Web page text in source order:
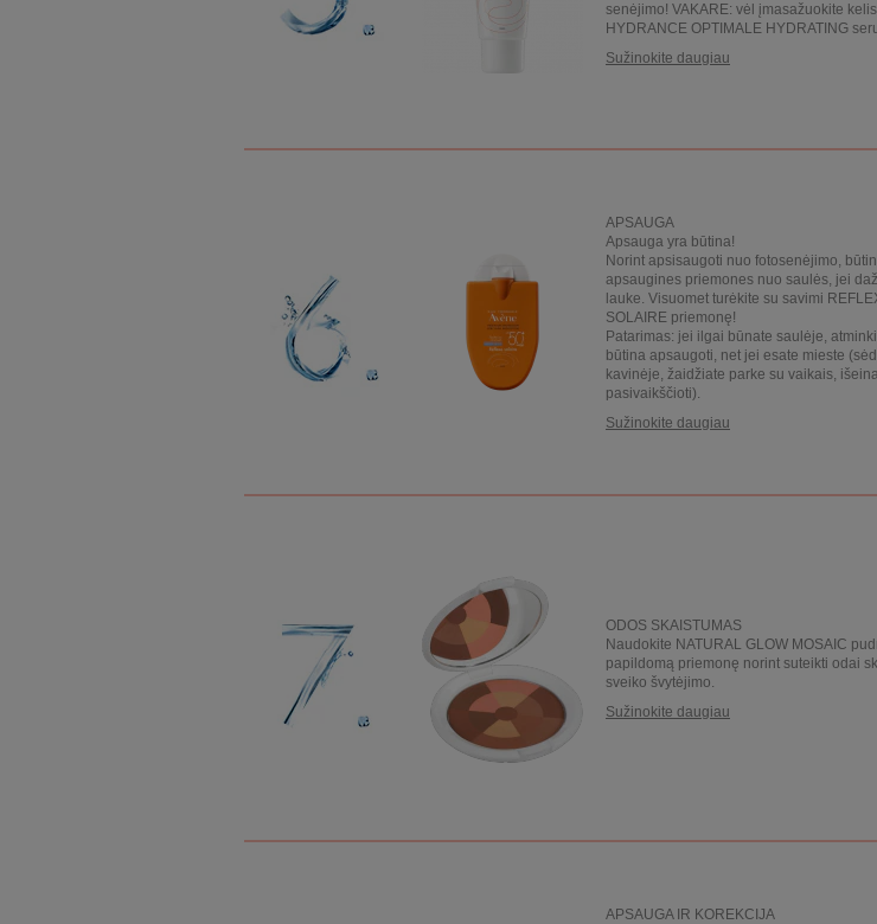
senėjimo! VAKARE: vėl įmasažuokite
HYDRANCE OPTIMALE HYDRATING
Sužinokite daugiau
APSAUGA
Apsauga yra būtina!
Norint apsisaugoti nuo fotosenėjimo,
apsaugines priemones nuo saulės, jei
lauke. Visuomet turėkite su savimi
SOLAIRE priemonę!
Patarimas: jei ilgai būnate saulėje,
būtina apsaugoti, net jei esate mieste
kavinėje, žaidžiate parke su vaikais,
pasivaikščioti).
Sužinokite daugiau
ODOS SKAISTUMAS
Naudokite NATURAL GLOW MOSAIC
papildomą priemonę norint suteikti odai
sveiko švytėjimo.
Sužinokite daugiau
APSAUGA IR KOREKCIJA